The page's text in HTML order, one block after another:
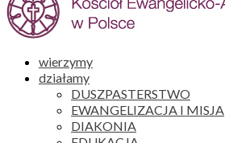
wierzymy
działamy
DUSZPASTERSTWO
EWANGELIZACJA I MISJA
DIAKONIA